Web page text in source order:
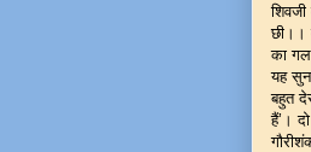
छी।।
का
यह
बहुत
हैं’।